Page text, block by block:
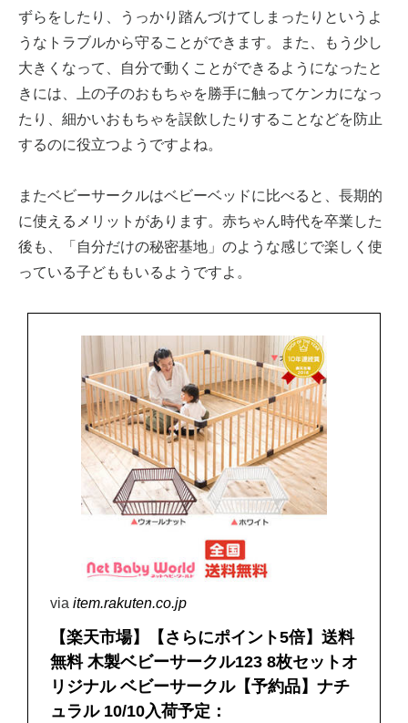
ずらをしたり、うっかり踏んづけてしまったりというよ
うなトラブルから守ることができます。また、もう少し
大きくなって、自分で動くことができるようになったと
きには、上の子のおもちゃを勝手に触ってケンカになっ
たり、細かいおもちゃを誤飲したりすることなどを防止
するのに役立つようですよね。
またベビーサークルはベビーベッドに比べると、長期的
に使えるメリットがあります。赤ちゃん時代を卒業した
後も、「自分だけの秘密基地」のような感じで楽しく使
っている子どももいるようですよ。
via item.rakuten.co.jp
【楽天市場】【さらにポイント5倍】送料
無料 木製ベビーサークル123 8枚セットオ
リジナル ベビーサークル【予約品】ナチ
ュラル 10/10入荷予定：